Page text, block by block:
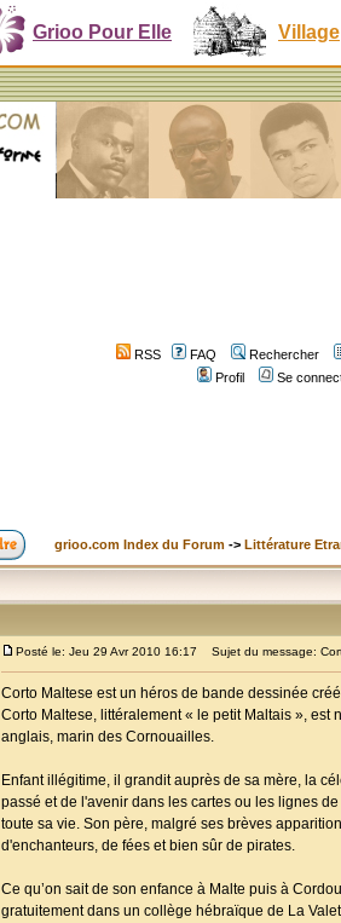
Grioo Pour Elle Village
RSS FAQ
Rechercher
Profil
Se
grioo.com Index du Forum -> Littérature
Posté le: Jeu 29 Avr 2010 16:17 Sujet du message:
Corto Maltese est un héros de bande dessinée
Corto Maltese, littéralement « le petit Maltais », est
anglais, marin des Cornouailles.
Enfant illégitime, il grandit auprès de sa mère, la
passé et de l'avenir dans les cartes ou les lignes
toute sa vie. Son père, malgré ses brèves
d'enchanteurs, de fées et bien sûr de pirates.
Ce qu’on sait de son enfance à Malte puis à
gratuitement dans un collège hébraïque de La